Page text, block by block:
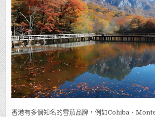
香港有多個知名的雪茄品牌，例如Cohiba、